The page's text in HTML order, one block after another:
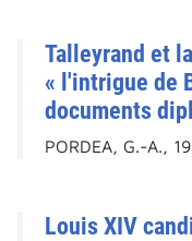
Talleyrand et
« l'intrigue de
documents
PORDEA, G.-A.,
Louis XIV